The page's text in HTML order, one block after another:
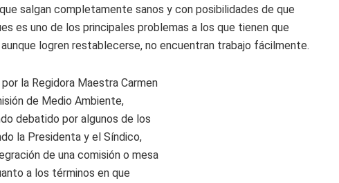
salgan completamente sanos y con posibilidades de que
es uno de los principales problemas a los que tienen que
logren restablecerse, no encuentran trabajo fácilmente.
la Regidora Maestra Carmen
de Medio Ambiente,
debatido por algunos de los
la Presidenta y el Síndico,
de una comisión o mesa
a los términos en que